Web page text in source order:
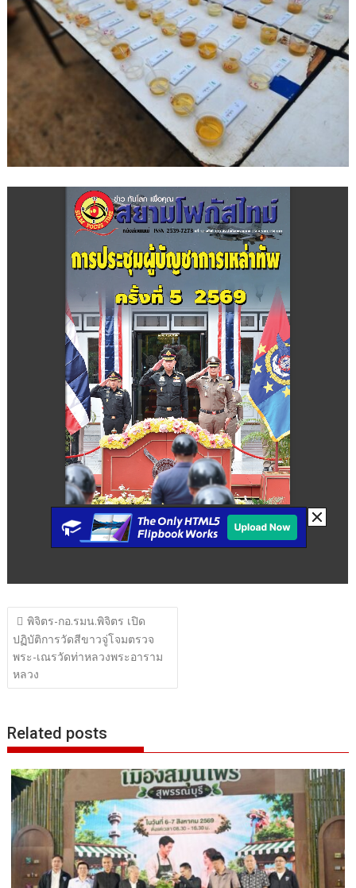
แนะแนว
เรื่อง
พิจิตร-กอ.รมน.พิจิตร เปิด
ปฏิบัติการวัดสีขาวจู่โจมตรวจ
พระ-เณรวัดท่าหลวงพระอาราม
หลวง
Related posts